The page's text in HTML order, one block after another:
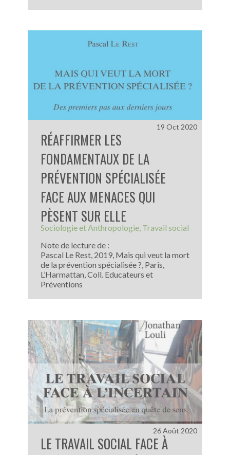
RÉAFFIRMER LES
FONDAMENTAUX DE LA
PRÉVENTION SPÉCIALISÉE
FACE AUX MENACES QUI
PÈSENT SUR ELLE
Sociologie et Anthropologie Travail social
Note de lecture de :
Pascal Le Rest, 2019, Mais qui veut la mort
de la prévention spécialisée ?, Paris,
L’Harmattan, Coll. Educateurs et
Préventions
19 Oct 2020
LE TRAVAIL SOCIAL FACE À
26 Août 2020